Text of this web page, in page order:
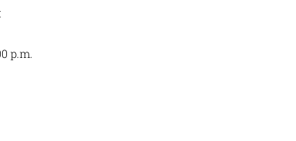
p.m.